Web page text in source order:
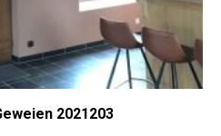
2021203